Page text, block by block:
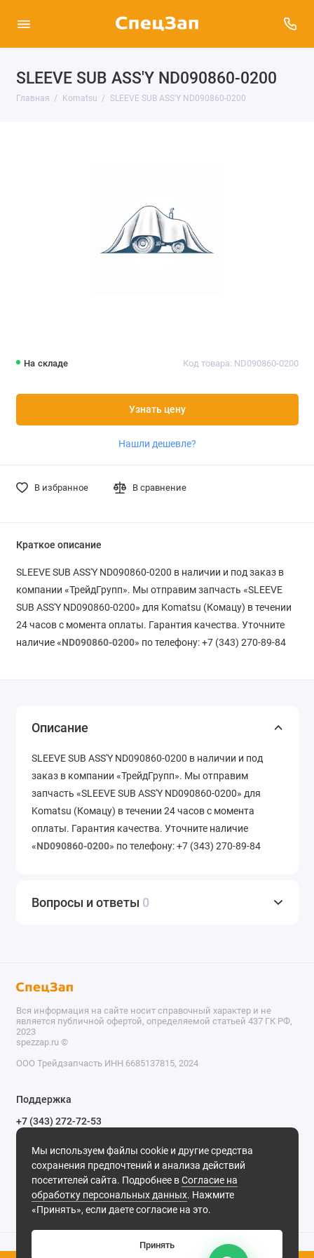
SLEEVE SUB ASS'Y ND090860-0200
Главная Komatsu SLEEVE SUB ASS'Y ND090860-0200
На складе Код товара: ND090860-0200
Узнать цену
Нашли дешевле?
В избранное В сравнение
Краткое описание
SLEEVE SUB ASS'Y ND090860-0200 в наличии и под заказ в
компании «ТрейдГрупп». Мы отправим запчасть «SLEEVE
SUB ASS'Y ND090860-0200» для Komatsu (Комацу) в течении
24 часов с момента оплаты. Гарантия качества. Уточните
наличие «ND090860-0200» по телефону: +7 (343) 270-89-84
Описание
SLEEVE SUB ASS'Y ND090860-0200 в наличии и под
заказ в компании «ТрейдГрупп». Мы отправим
запчасть «SLEEVE SUB ASS'Y ND090860-0200» для
Komatsu (Комацу) в течении 24 часов с момента
оплаты. Гарантия качества. Уточните наличие
«ND090860-0200» по телефону: +7 (343) 270-89-84
Вопросы и ответы 0
Мы используем файлы cookie и другие средства
сохранения предпочтений и анализа действий
посетителей сайта. Подробнее вСогласие на
обработку персональных данных. Нажмите
«Принять», если даете согласие на это.
Принять
Вся информация на сайте носит справочный характер и не
является публичной офертой, определяемой статьей 437 ГК РФ,
2023
spezzap.ru ©️
ООО Трейдзапчасть ИНН 6685137815, 2024
Поддержка
+7 (343) 272-72-53
Обратный звонок
620030, г. Екатеринбург, ул. Карьерная, д. 14, оф. 14.
Мы в сети